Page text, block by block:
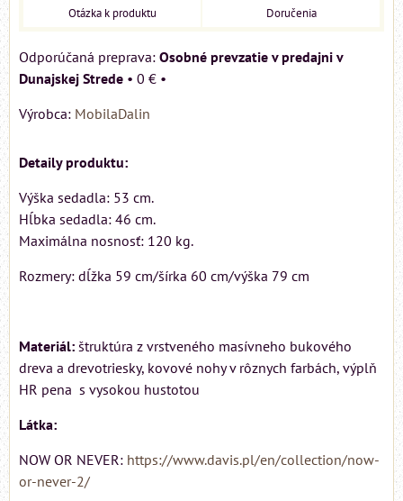
Otázka k produktu Doručenia
Osobné prevzatie v predajni v
Dunajskej Strede • 0 € •
Výrobca: MobilaDalin
Detaily produktu:
Výška sedadla: 53 cm.
Hĺbka sedadla: 46 cm.
Maximálna nosnosť: 120 kg.
Rozmery: dĺžka 59 cm/šírka 60 cm/výška 79 cm
Materiál: štruktúra z vrstveného masívneho bukového
dreva a drevotriesky, kovové nohy v rôznych farbách, výplň
HR pena s vysokou hustotou
Látka:
NOW OR NEVER: https://www.davis.pl/en/collection/now-
or-never-2/